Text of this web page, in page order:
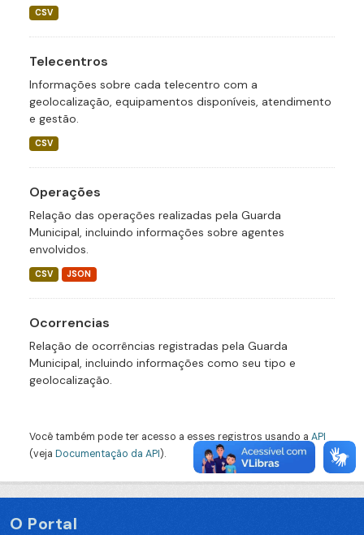
CSV
Telecentros
Informações sobre cada telecentro com a
geolocalização, equipamentos disponíveis, atendimento
e gestão.
CSV
Operações
Relação das operações realizadas pela Guarda
Municipal, incluindo informações sobre agentes
envolvidos.
CSV JSON
Ocorrencias
Relação de ocorrências registradas pela Guarda
Municipal, incluindo informações como seu tipo e
geolocalização.
Você também pode ter acesso a esses registros usando a API
(veja Documentação da API).
O Portal